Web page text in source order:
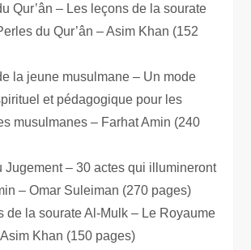
Qur’ân – Les leçons de la sourate
du Qur’ân – Asim Khan (152
la jeune musulmane – Un mode
et pédagogique pour les
musulmanes – Farhat Amin (240
Jugement – 30 actes qui illumineront
– Omar Suleiman (270 pages)
de la sourate Al-Mulk – Le Royaume
Khan (150 pages)